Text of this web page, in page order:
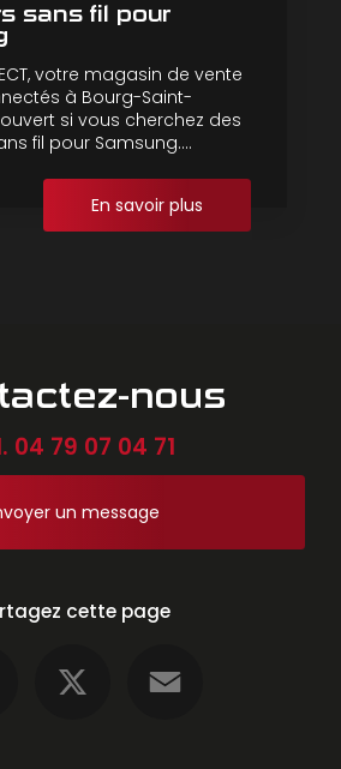
sans fil pour
votre magasin de vente
à Bourg-Saint-
si vous cherchez des
fil pour Samsung....
En savoir plus
nous
04 79 07 04 71
un message
cette page